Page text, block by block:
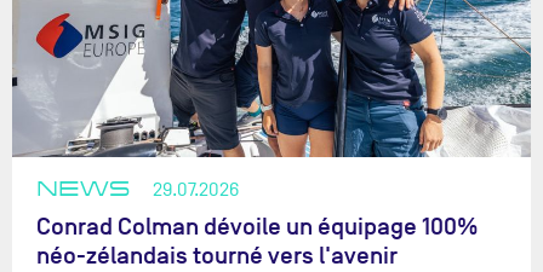
NEWS 29.07.2026
Conrad Colman dévoile un équipage 100%
néo-zélandais tourné vers l'avenir